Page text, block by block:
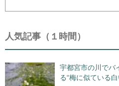
人気記事（１時間）
宇都宮市の川で
る“梅に似ている白